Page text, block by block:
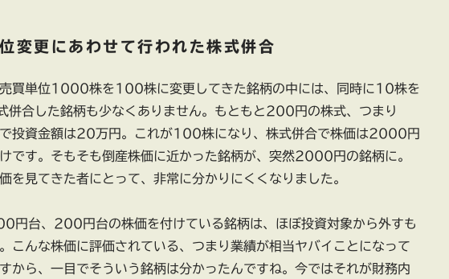
変更にあわせて行われた株式併合
買単位1000株を100株に変更してきた銘柄の中には、同時に10株を
併合した銘柄も少なくありません。もともと200円の株式、つまり
投資金額は20万円。これが100株になり、株式併合で株価は2000円
です。そもそも倒産株価に近かった銘柄が、突然2000円の銘柄に。
を見てきた者にとって、非常に分かりにくくなりました。
円台、200円台の株価を付けている銘柄は、ほぼ投資対象から外すも
こんな株価に評価されている、つまり業績が相当ヤバイことになって
から、一目でそういう銘柄は分かったんですね。今ではそれが財務内